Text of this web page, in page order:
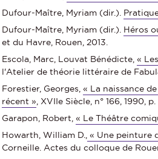
Dufour-Maître, Myriam (dir.).
Dufour-Maître, Myriam (dir.). Héros
et du Havre, Rouen, 2013.
Escola, Marc, Louvat Bénédicte,«
l'Atelier de théorie littéraire de
Forestier, Georges,« La naissance
récent » , XVIIe Siècle, n° 166, 1990, p.
Garapon, Robert,« Le Théâtre
Howarth, William D.,
« Une peinture
Corneille. Actes du colloque de